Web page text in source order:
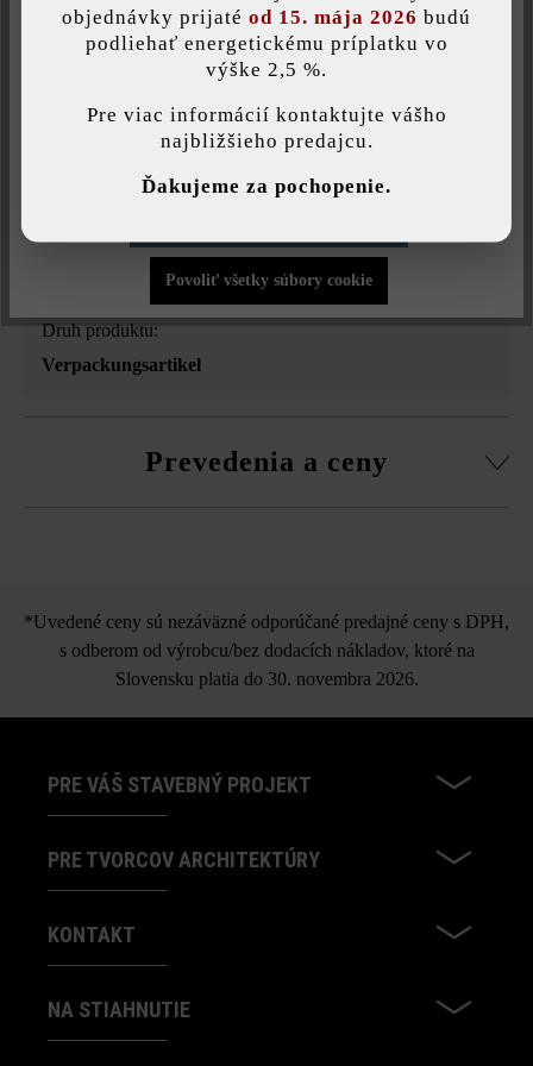
Tlač stránky
Číslo produktu:20969-4
Opis produktu
Druh produktu:
Verpackungsartikel
Prevedenia a ceny
*Uvedené ceny sú nezáväzné odporúčané predajné ceny s DPH,
s odberom od výrobcu/bez dodacích nákladov, ktoré na
Slovensku platia do 30. novembra 2026.
PRE VÁŠ STAVEBNÝ PROJEKT
PRE TVORCOV ARCHITEKTÚRY
KONTAKT
NA STIAHNUTIE
Táto webová stránka používa súbory cookie, aby vám ponúkla
Povoliť všetky súbory cookie
objednávky prijaté od 15. mája 2026 budú
podliehať energetickému príplatku vo
výške 2,5 %.
Pre viac informácií kontaktujte vášho
najbližšieho predajcu.
Ďakujeme za pochopenie.